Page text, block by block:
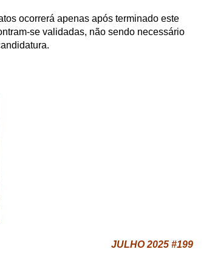
ocorrerá apenas após terminado este
se validadas, não sendo necessário
JULHO 2025 #199